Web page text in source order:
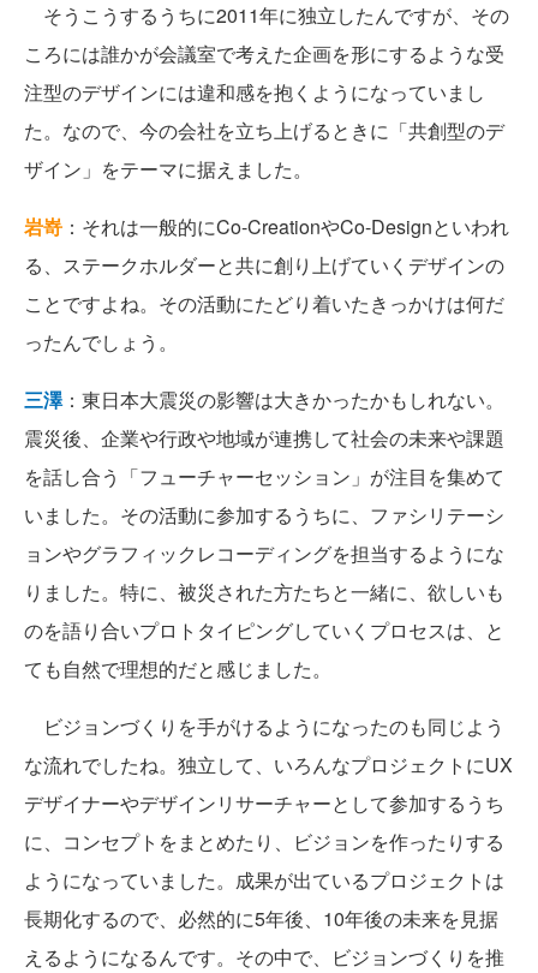
そうこうするうちに2011年に独立したんですが、その
ころには誰かが会議室で考えた企画を形にするような受
注型のデザインには違和感を抱くようになっていまし
た。なので、今の会社を立ち上げるときに「共創型のデ
ザイン」をテーマに据えました。
岩嵜 ：それは一般的にCo-CreationやCo-Designといわれ
る、ステークホルダーと共に創り上げていくデザインの
ことですよね。その活動にたどり着いたきっかけは何だ
ったんでしょう。
三澤：東日本大震災の影響は大きかったかもしれない。
震災後、企業や行政や地域が連携して社会の未来や課題
を話し合う「フューチャーセッション」が注目を集めて
いました。その活動に参加するうちに、ファシリテーシ
ョンやグラフィックレコーディングを担当するようにな
りました。特に、被災された方たちと一緒に、欲しいも
のを語り合いプロトタイピングしていくプロセスは、と
ても自然で理想的だと感じました。
ビジョンづくりを手がけるようになったのも同じよう
な流れでしたね。独立して、いろんなプロジェクトにUX
デザイナーやデザインリサーチャーとして参加するうち
に、コンセプトをまとめたり、ビジョンを作ったりする
ようになっていました。成果が出ているプロジェクトは
長期化するので、必然的に5年後、10年後の未来を見据
えるようになるんです。その中で、ビジョンづくりを推